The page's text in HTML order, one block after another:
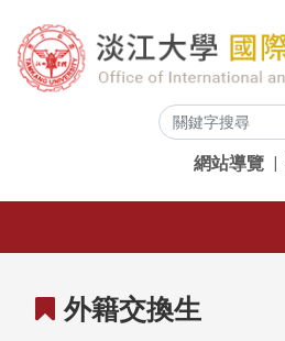
網站導覽 |
外籍交換生